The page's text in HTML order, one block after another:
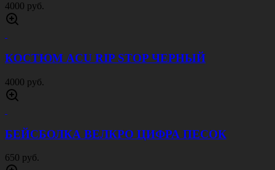
4000 руб.
КОСТЮМ ACU RIP STOP ЧЕРНЫЙ
4000 руб.
БЕЙСБОЛКА ВЕЛКРО ЦИФРА ПЕСОК
650 руб.